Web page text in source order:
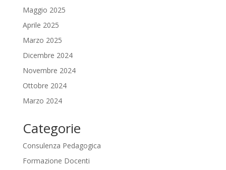
Maggio 2025
Aprile 2025
Marzo 2025
Dicembre 2024
Novembre 2024
Ottobre 2024
Marzo 2024
Categorie
Consulenza Pedagogica
Formazione Docenti